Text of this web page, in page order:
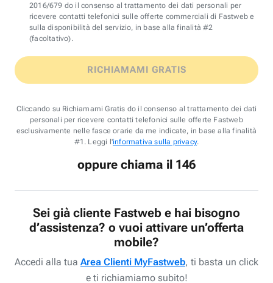
2016/679 do il consenso al trattamento dei dati personali per
ricevere contatti telefonici sulle offerte commerciali di Fastweb e
sulla disponibilità del servizio, in base alla finalità #2
(facoltativo).
RICHIAMAMI GRATIS
Cliccando su Richiamami Gratis do il consenso al trattamento dei dati
personali per ricevere contatti telefonici sulle offerte Fastweb
esclusivamente nelle fasce orarie da me indicate, in base alla finalità
#1. Leggi l'informativa sulla privacy.
oppure chiama il 146
Sei già cliente Fastweb e hai bisogno
d’assistenza? o vuoi attivare un’offerta
mobile?
Accedi alla tua Area Clienti MyFastweb, ti basta un click
e ti richiamiamo subito!